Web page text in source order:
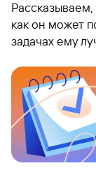
Рассказываем,
как он может
задачах ему